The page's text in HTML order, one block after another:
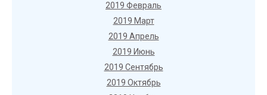
2019 Февраль
2019 Март
2019 Апрель
2019 Июнь
2019 Сентябрь
2019 Октябрь